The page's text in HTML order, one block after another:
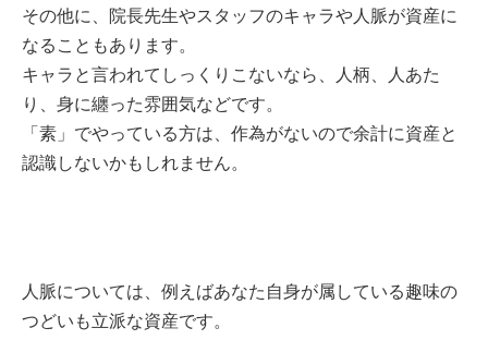
その他に、院長先生やスタッフのキャラや人脈が資産に
なることもあります。
キャラと言われてしっくりこないなら、人柄、人あた
り、身に纏った雰囲気などです。
「素」でやっている方は、作為がないので余計に資産と
認識しないかもしれません。
人脈については、例えばあなた自身が属している趣味の
つどいも立派な資産です。